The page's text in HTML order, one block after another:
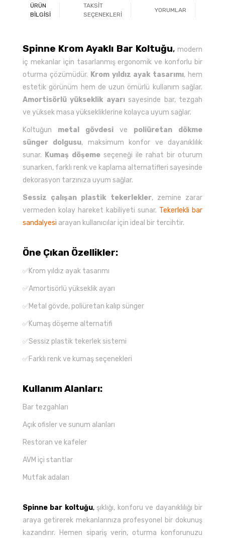
ÜRÜN
BİLGİSİ
TAKSİT
SEÇENEKLERİ
YORUMLAR
Spinne Krom Ayaklı Bar Koltuğu, modern
iç mekanlar için tasarlanmış ergonomik ve konforlu bir
oturma çözümüdür. Krom yıldız ayak tasarımı, hem
estetik görünüm hem de uzun ömürlü kullanım sağlar.
Amortisörlü yükseklik ayarısayesinde bar, tezgah
ve yüksek masa yüksekliklerine kolayca uyum sağlar.
Koltuğun metal gövdesi ve poliüretan dökme
sünger dolgusu, maksimum konfor ve dayanıklılık
sunar. Kumaş döşeme seçeneği ile rahat bir oturum
sunarken, farklı renk ve kaplama alternatifleri sayesinde
dekorasyon tarzınıza uyum sağlar.
Sessiz çalışan plastik tekerlekler, zemine zarar
vermeden kolay hareket kabiliyeti sunar. Tekerlekli bar
sandalyesi arayan kullanıcılar için ideal bir tercihtir.
Öne Çıkan Özellikler:
✅Krom yıldız ayak tasarımı
✅Amortisörlü yükseklik ayarı
✅Metal gövde, poliüretan kalıp sünger
✅Kumaş döşeme alternatifi
✅Sessiz plastik tekerlek sistemi
✅Farklı renk ve kumaş seçenekleri
Kullanım Alanları:
Bar tezgahları
Açık ofisler ve sunum alanları
Restoran ve kafeler
AVM içi stantlar
Mutfak adaları
Spinne bar koltuğu,şıklığı, konforu ve dayanıklılığı bir
araya getirerek mekanlarınıza profesyonel bir dokunuş
kazandırır. Hemen sipariş verin, oturma konforunuzu